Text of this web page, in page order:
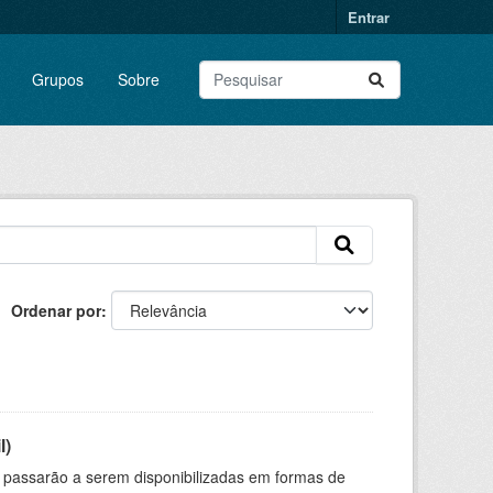
Entrar
Grupos Sobre
Ordenar por
a serem disponibilizadas em formas de